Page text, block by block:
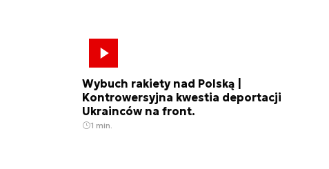
Wybuch rakiety nad Polską |
Kontrowersyjna kwestia deportacji
Ukrainców na front.
1 min.